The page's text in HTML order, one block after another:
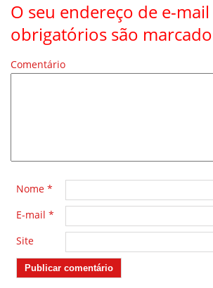
O seu endereço de e-
obrigatórios são
Comentário
Nome *
E-mail *
Site